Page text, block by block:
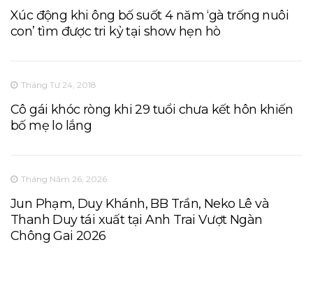
Xúc động khi ông bố suốt 4 năm ‘gà trống nuôi
con’ tìm được tri kỷ tại show hẹn hò
Tháng Tư 24, 2018
Cô gái khóc ròng khi 29 tuổi chưa kết hôn khiến
bố mẹ lo lắng
Tháng Năm 26, 2026
Jun Phạm, Duy Khánh, BB Trần, Neko Lê và
Thanh Duy tái xuất tại Anh Trai Vượt Ngàn
Chông Gai 2026